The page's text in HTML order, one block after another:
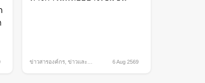
ข่าวสารองค์กร ข่าวและ
6 Aug 2569